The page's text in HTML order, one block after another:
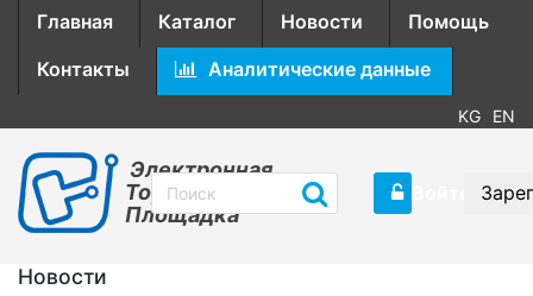
Главная Каталог Новости
Помощь
Контакты
Аналитические данные
KG EN
Электронная
Торговая
Площадка
Новости